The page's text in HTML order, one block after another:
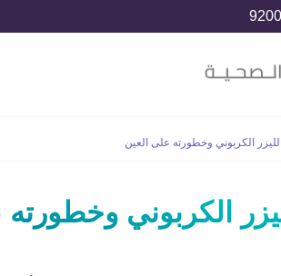
الكربوني وخطورته على العين
الكربوني